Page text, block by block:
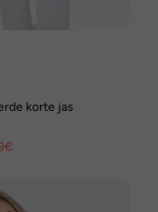
korte jas